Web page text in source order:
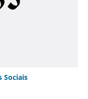
Sociais